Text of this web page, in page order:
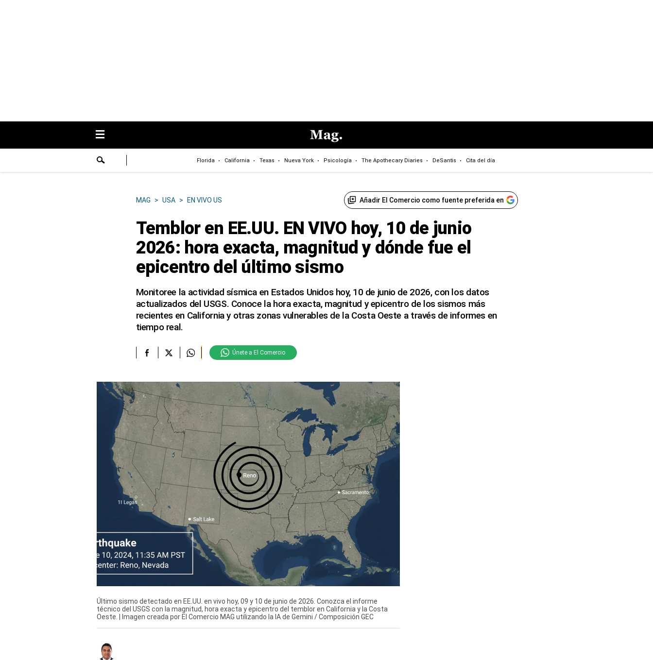
Florida California Texas Nueva York Psicología The Apothecary Diaries DeSantis Cita del día
MAG > USA > EN VIVO US Añadir El Comercio como fuente preferida en
Temblor en EE.UU. EN VIVO hoy, 10 de junio
2026: hora exacta, magnitud y dónde fue el
epicentro del último sismo
Monitoree la actividad sísmica en Estados Unidos hoy, 10 de junio de 2026, con los datos
actualizados del USGS. Conoce la hora exacta, magnitud y epicentro de los sismos más
recientes en California y otras zonas vulnerables de la Costa Oeste a través de informes en
tiempo real.
Únete a El Comercio
Último sismo detectado en EE.UU. en vivo hoy, 09 y 10 de junio de 2026. Conozca el informe
técnico del USGS con la magnitud, hora exacta y epicentro del temblor en California y la Costa
Oeste. | Imagen creada por El Comercio MAG utilizando la IA de Gemini / Composición GEC